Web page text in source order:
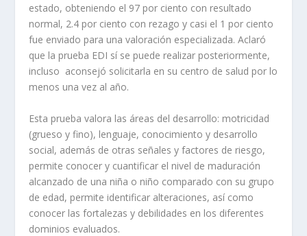
estado, obteniendo el 97 por ciento con resultado
normal, 2.4 por ciento con rezago y casi el 1 por ciento
fue enviado para una valoración especializada. Aclaró
que la prueba EDI sí se puede realizar posteriormente,
incluso aconsejó solicitarla en su centro de salud por lo
menos una vez al año.
Esta prueba valora las áreas del desarrollo: motricidad
(grueso y fino), lenguaje, conocimiento y desarrollo
social, además de otras señales y factores de riesgo,
permite conocer y cuantificar el nivel de maduración
alcanzado de una niña o niño comparado con su grupo
de edad, permite identificar alteraciones, así como
conocer las fortalezas y debilidades en los diferentes
dominios evaluados.